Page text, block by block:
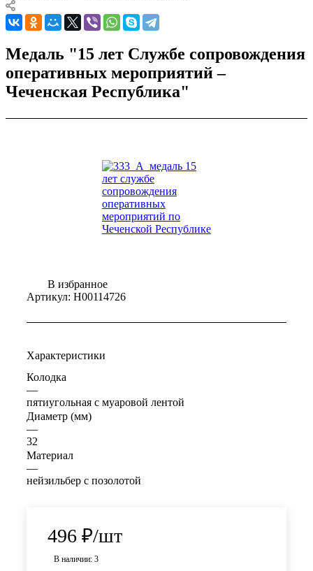
Медаль "15 лет Службе сопровождения
оперативных мероприятий –
Чеченская Республика"
В избранное
Артикул: Н00114726
Характеристики
Колодка
—
пятиугольная с муаровой лентой
Диаметр (мм)
—
32
Материал
—
нейзильбер с позолотой
496 ₽/шт
В наличии: 3